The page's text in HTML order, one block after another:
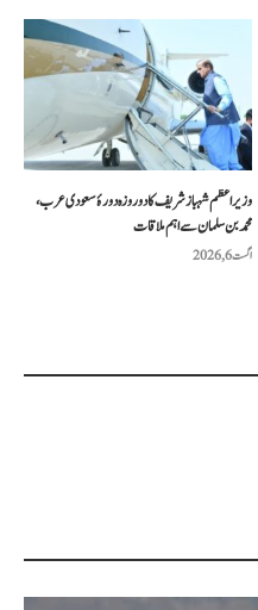
وزیراعظم شہباز شریف کا دو روزہ دورۂ سعودی عرب،
محمد بن سلمان سے اہم ملاقات
اگست 6, 2026